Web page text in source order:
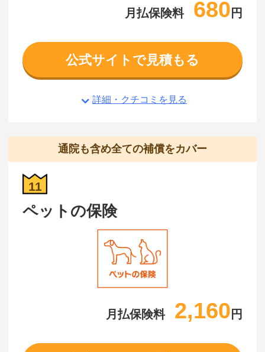
月払保険料 680 円
公式サイトで見積もる
詳細・クチコミを見る
通院も含め全ての補償をカバー
11
ペットの保険
月払保険料 2,160 円